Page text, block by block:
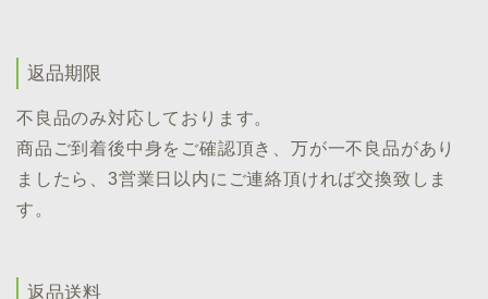
返品期限
不良品のみ対応しております。
商品ご到着後中身をご確認頂き、万が一不良品があり
ましたら、3営業日以内にご連絡頂ければ交換致しま
す。
返品送料